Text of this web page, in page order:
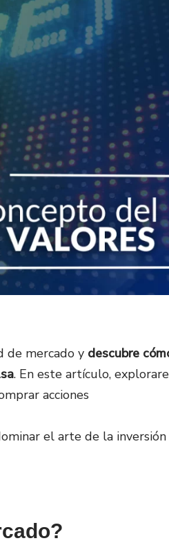
de mercado y descubre
. En este artículo,
acciones
el arte de la inversión